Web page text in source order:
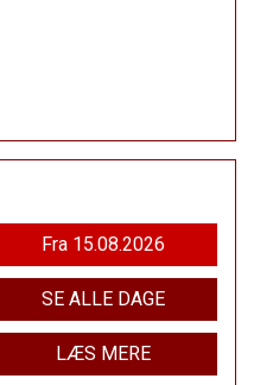
Fra 15.08.2026
SE ALLE DAGE
LÆS MERE